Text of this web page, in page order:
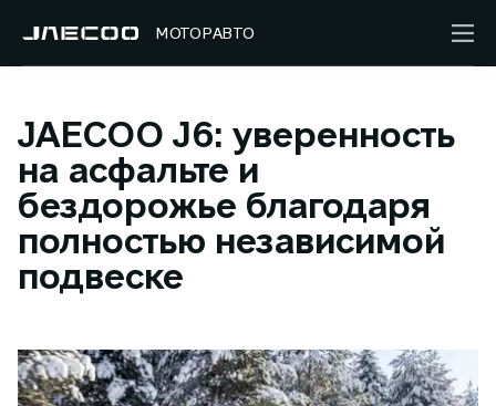
МОТОРАВТО
JAECOO J6: уверенность
на асфальте и
бездорожье благодаря
полностью независимой
подвеске